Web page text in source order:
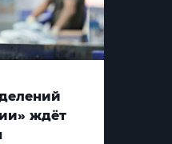
ждёт